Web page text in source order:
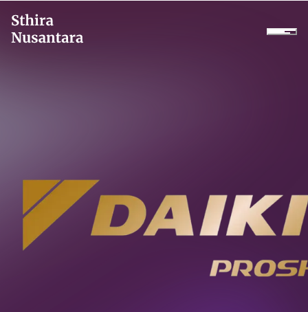
Layanan
Daikin Proshop
Showroom Tour